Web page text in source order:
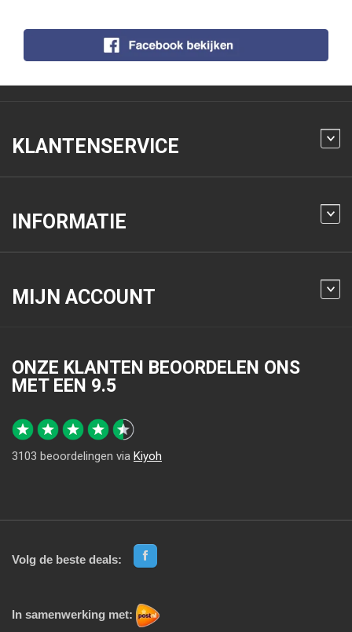
KLANTENSERVICE
INFORMATIE
MIJN ACCOUNT
ONZE KLANTEN BEOORDELEN ONS
MET EEN 9.5
3103 beoordelingen via Kiyoh
Volg de beste deals:
In samenwerking met: